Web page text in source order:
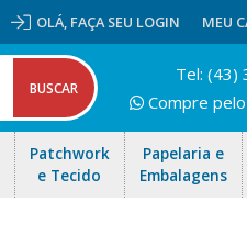
OLÁ, FAÇA SEU LOGIN MEU
Patchwork
e Tecido
Papelaria e
Embalagens
Tel: (43)
Compre